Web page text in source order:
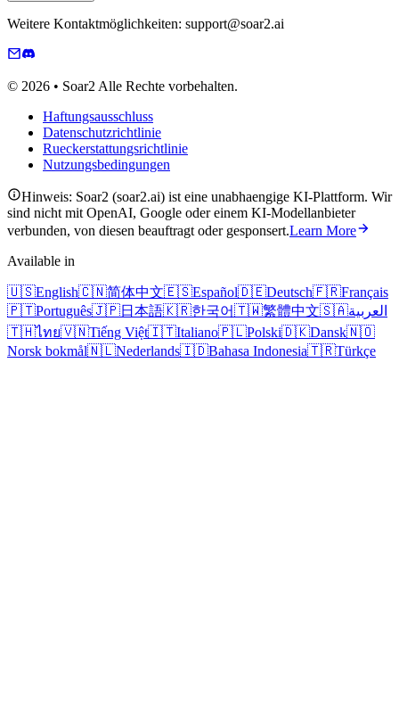
Weitere Kontaktmöglichkeiten: support@soar2.ai
© 2026 • Soar2 Alle Rechte vorbehalten.
Haftungsausschluss
Datenschutzrichtlinie
Rueckerstattungsrichtlinie
Nutzungsbedingungen
Hinweis: Soar2 (soar2.ai) ist eine unabhaengige KI-Plattform. Wir
sind nicht mit OpenAI, Google oder einem KI-Modellanbieter
verbunden, von diesen beauftragt oder gesponsert.Learn More
Available in
🇺🇸English🇨🇳简体中文🇪🇸Español🇩🇪Deutsch🇫🇷Français
🇵🇹Português🇯🇵日本語🇰🇷한국어🇹🇼繁體中文🇸🇦العربية
🇹🇭ไทย🇻🇳Tiếng Việt🇮🇹Italiano🇵🇱Polski🇩🇰Dansk🇳🇴
Norsk bokmål🇳🇱Nederlands🇮🇩Bahasa Indonesia🇹🇷Türkçe